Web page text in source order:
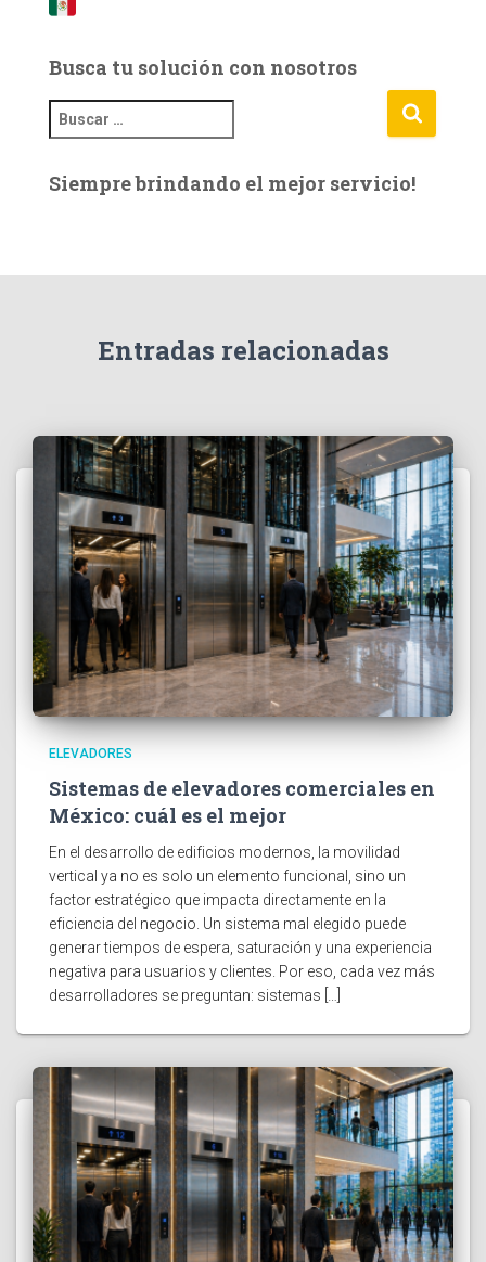
Busca tu solución con nosotros
u
c
Siempre brindando el mejor servicio!
Entradas relacionadas
ELEVADORES
Sistemas de elevadores comerciales en
México: cuál es el mejor
En el desarrollo de edificios modernos, la movilidad
vertical ya no es solo un elemento funcional, sino un
factor estratégico que impacta directamente en la
eficiencia del negocio. Un sistema mal elegido puede
generar tiempos de espera, saturación y una experiencia
negativa para usuarios y clientes. Por eso, cada vez más
desarrolladores se preguntan: sistemas […]